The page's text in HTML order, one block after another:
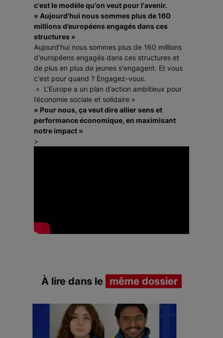
c'est le modèle qu'on veut pour l'avenir.
« Aujourd’hui nous sommes plus de 160
millions d’européens engagés dans ces
structures »
Aujourd’hui nous sommes plus de 160 millions
d'européens engagés dans ces structures et
de plus en plus de jeunes s'engagent. Et vous
c'est pour quand ? Engagez-vous.
« L’Europe a un plan d’action ambitieux pour
l’économie sociale et solidaire »
« Pour nous, ça veut dire allier sens et
performance économique, en maximisant
notre impact »
>
À lire dans le même dossier